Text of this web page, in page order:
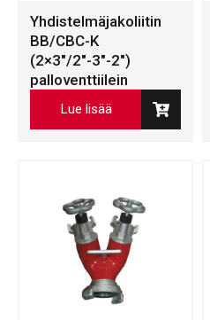
Yhdistelmäjakoliitin
BB/CBC-K
(2×3″/2″-3″-2″)
palloventtiilein
Lue lisää